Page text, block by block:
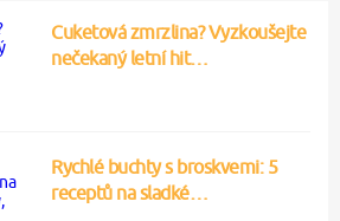
Cuketová zmrzlina? Vyzkoušejte
nečekaný letní hit…
Rychlé buchty s broskvemi: 5
receptů na sladké…